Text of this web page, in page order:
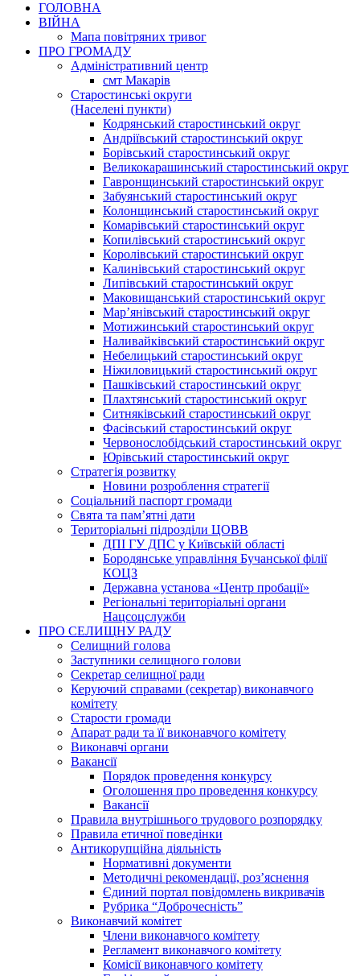
ГОЛОВНА
ВІЙНА
Мапа повітряних тривог
ПРО ГРОМАДУ
Aдміністративний центр
смт Макарів
Старостинські округи
(Населені пункти)
Кодрянський старостинський округ
Андріївський старостинський округ
Борівський старостинський округ
Великокарашинський старостинський округ
Гавронщинський старостинський округ
Забуянський старостинський округ
Колонщинський старостинський округ
Комарівський старостинський округ
Копилівський старостинський округ
Королівський старостинський округ
Калинівський старостинський округ
Липівський старостинський округ
Маковищанський старостинський округ
Мар’янівський старостинський округ
Мотижинський старостинський округ
Наливайківський старостинський округ
Небелицький старостинський округ
Ніжиловицький старостинський округ
Пашківський старостинський округ
Плахтянський старостинський округ
Ситняківський старостинський округ
Фасівський старостинський округ
Червонослобідський старостинський округ
Юрівський старостинський округ
Стратегія розвитку
Новини розроблення стратегії
Соціальний паспорт громади
Свята та пам’ятні дати
Територіальні підрозділи ЦОВВ
ДПІ ГУ ДПС у Київській області
Бородянське управління Бучанської філії
КОЦЗ
Державна установа «Центр пробації»
Регіональні територіальні органи
Нацсоцслужби
ПРО СЕЛИЩНУ РАДУ
Селищний голова
Заступники селищного голови
Секретар селищної ради
Керуючий справами (секретар) виконавчого
комітету
Старости громади
Апарат ради та її виконавчого комітету
Виконавчі органи
Вакансії
Порядок проведення конкурсу
Оголошення про проведення конкурсу
Вакансії
Правила внутрішнього трудового розпорядку
Правила етичної поведінки
Антикорупційна діяльність
Нормативні документи
Методичні рекомендації, роз’яснення
Єдиний портал повідомлень викривачів
Рубрика “Доброчесність”
Виконавчий комітет
Члени виконавчого комітету
Регламент виконавчого комітету
Комісії виконавчого комітету